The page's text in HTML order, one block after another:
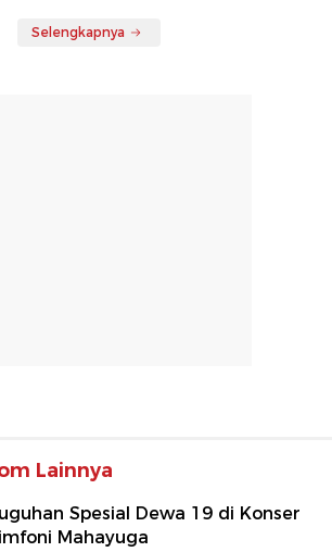
Selengkapnya
Lainnya
Spesial Dewa 19 di Konser
Mahayuga